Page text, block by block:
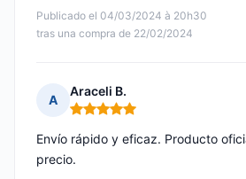
Publicado el 04/03/2024 à 20h30
tras una compra de 22/02/2024
A
Araceli B.
Nota: 5 de 5
Envío rápido y eficaz. Producto
precio.